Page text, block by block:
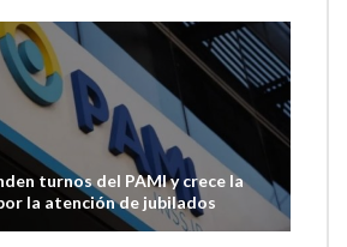
turnos del PAMI y crece la
la atención de jubilados